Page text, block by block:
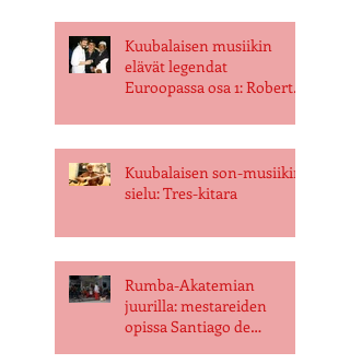
Kuubalaisen musiikin
elävät legendat
Euroopassa osa 1: Roberto
Kuubalaisen son-musiikin
sielu: Tres-kitara
Rumba-Akatemian
juurilla: mestareiden
opissa Santiago de